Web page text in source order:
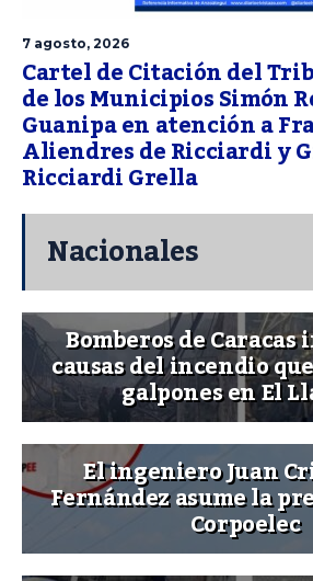
7 agosto, 2026
Cartel de Citación del
de los Municipios Simón
Guanipa en atención a
Aliendres de Ricciardi y
Ricciardi Grella
Nacionales
Bomberos de
causas del incendio
galpones en El
El ingeniero Juan
Fernández asume la
Corpoelec